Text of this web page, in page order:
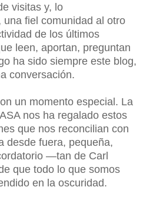
visitas y, lo
fiel comunidad al otro
de los últimos
leen, aportan, preguntan
ha sido siempre este blog,
conversación.
un momento especial. La
nos ha regalado estos
que nos reconcilian con
desde fuera, pequeña,
—tan de Carl
que todo lo que somos
en la oscuridad.